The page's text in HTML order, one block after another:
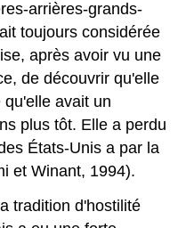
arrières-grands-
toujours considérée
après avoir vu une
de découvrir qu'elle
avait un
plus tôt. Elle a perdu
États-Unis a par la
et Winant, 1994).
tradition d'hostilité